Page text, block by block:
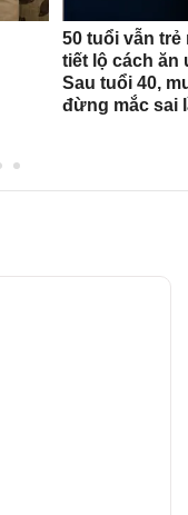
50 tuổi vẫn
tiết lộ cách ăn
Sau tuổi 40,
đừng mắc sai